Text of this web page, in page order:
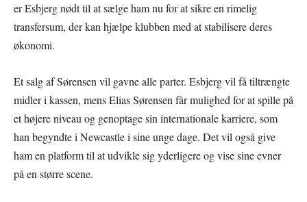
er Esbjerg nødt til at sælge ham nu for at sikre en rimelig
transfersum, der kan hjælpe klubben med at stabilisere deres
økonomi.
Et salg af Sørensen vil gavne alle parter. Esbjerg vil få tiltrængte
midler i kassen, mens Elias Sørensen får mulighed for at spille på
et højere niveau og genoptage sin internationale karriere, som
han begyndte i Newcastle i sine unge dage. Det vil også give
ham en platform til at udvikle sig yderligere og vise sine evner
på en større scene.